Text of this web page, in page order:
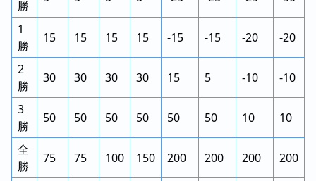
勝
1
勝
15 15 15 15 -15 -15 -20 -20
2
勝
30 30 30 30 15 5 -10 -10
3
勝
50 50 50 50 50 50 10 10
全
勝
75 75 100 150 200 200 200 200